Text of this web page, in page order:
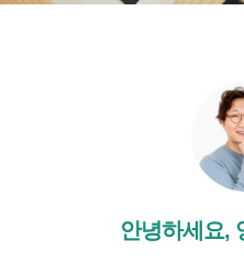
안녕하세요,